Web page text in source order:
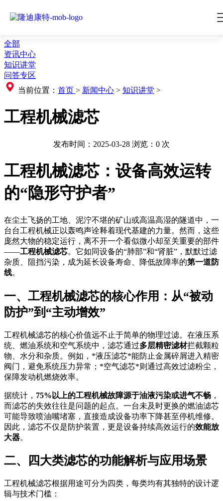
全部
资讯中心
知识讲堂
问答专区
当前位置： 首页 > 新闻中心 > 知识讲堂 >
工程机械滤芯
发布时间：2025-03-28 浏览： 0 次
工程机械滤芯：设备高效运转
的“隐形守护者”
在尘土飞扬的工地、泥泞不堪的矿山或高温高湿的隧道中，一
台台工程机械正以轰鸣声诠释着现代基建的力量。然而，这些
庞然大物的稳定运行，离不开一个看似微小却至关重要的部件
——工程机械滤芯。它如同设备的“肺部”和“肾脏”，默默过滤
杂质、阻挡污染，成为延长设备寿命、降低故障率的第一道防
线。
一、工程机械滤芯的核心作用：从“被动
防护”到“主动增效”
工程机械滤芯的核心价值远不止于简单的物理过滤。在液压系
统、燃油系统和空气系统中，滤芯通过多层精密滤材拦截颗粒
物、水分和杂质。例如，*液压滤芯*能防止金属碎屑进入精密
阀门，避免系统压力异常；*空气滤芯*则通过高效过滤粉尘，
保障发动机燃烧效率。
据统计， 75%以上的工程机械故障源于油液污染或进气不畅 ，
而滤芯的失效往往是问题的起点。一台未及时更换的燃油滤芯
可能导致喷油嘴堵塞，直接造成设备功率下降甚至停机维修。
因此，滤芯不仅是防护装置，更是设备持续高效运行的效能放
大器。
二、四大类滤芯的功能解析与应用场景
工程机械滤芯根据用途可分为四类，每类均有其独特的设计逻
辑与技术门槛：